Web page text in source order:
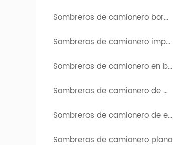
Sombreros de camionero bordados
Sombreros de camionero impresos
Sombreros de camionero en blanco
Sombreros de camionero de parche
Sombreros de camionero de espuma
Sombreros de camionero plano